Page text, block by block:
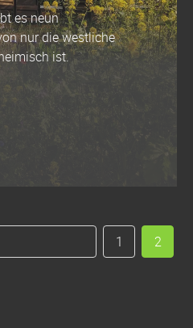
es neun
nur die westliche
ist.
1 2